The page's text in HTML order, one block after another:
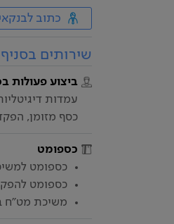
כתוב
שירותים בסניף
ביצוע פעולות
עמדות
כסף מזומן,
כספומט
כספומט
כספומט
משיכת מט"ח